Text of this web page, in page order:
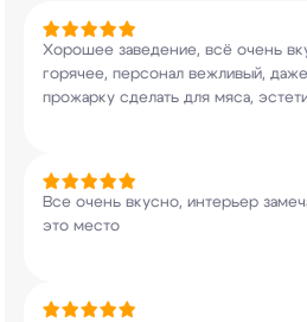
Хорошее заведение, всë очень
горячее, персонал вежливый,
прожарку сделать для мяса,
Все очень вкусно, интерьер
это место